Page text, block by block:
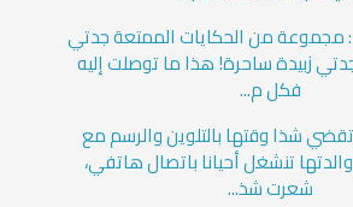
مجموعة من الحكايات الممتعة جدتي
زبيدة ساحرة! هذا ما توصلت إليه
فكل م...
شذا وقتها بالتلوين والرسم مع
تنشغل أحيانا باتصال هاتفي،
شعرت شذ...